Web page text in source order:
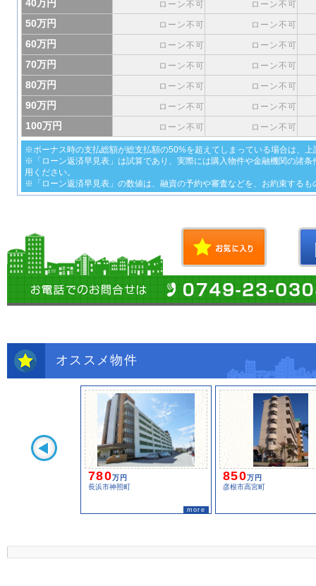
オススメ物件
780万円
長浜市神照町
more
850万円
彦根市高宮町